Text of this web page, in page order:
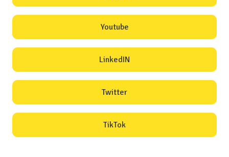
Youtube
LinkedIN
Twitter
TikTok